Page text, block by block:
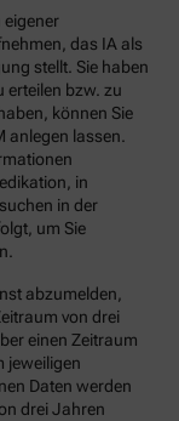
eigener
das IA als
stellt. Sie haben
erteilen bzw. zu
können Sie
anlegen lassen.
in
in der
um Sie
abzumelden,
von drei
einen Zeitraum
jeweiligen
Daten werden
drei Jahren